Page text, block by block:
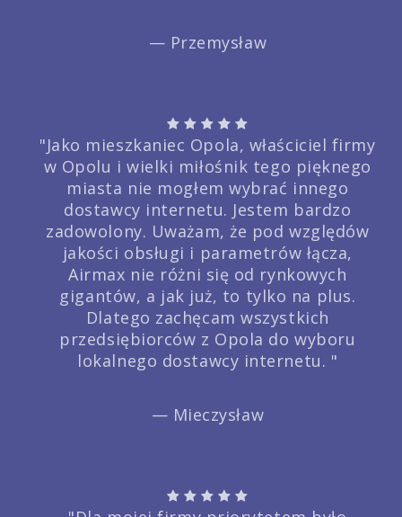
— Przemysław
"Jako mieszkaniec Opola, właściciel firmy
w Opolu i wielki miłośnik tego pięknego
miasta nie mogłem wybrać innego
dostawcy internetu. Jestem bardzo
zadowolony. Uważam, że pod względów
jakości obsługi i parametrów łącza,
Airmax nie różni się od rynkowych
gigantów, a jak już, to tylko na plus.
Dlatego zachęcam wszystkich
przedsiębiorców z Opola do wyboru
lokalnego dostawcy internetu. "
— Mieczysław